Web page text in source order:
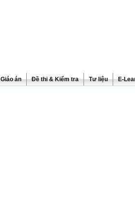
Giáo án Đề thi & Kiểm tra Tư liệu E-